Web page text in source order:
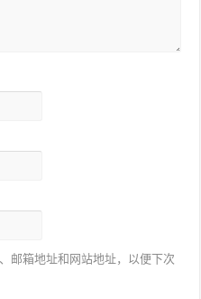
邮箱地址和网站地址，以便下次